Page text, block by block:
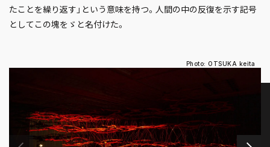
たことを繰り返す」という意味を持つ。人間の中の反復を示す記号
としてこの塊をゞと名付けた。
Photo: OTSUKA keita